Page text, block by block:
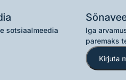
sotsiaalmeedia
Iga
paremaks
Kirjuta